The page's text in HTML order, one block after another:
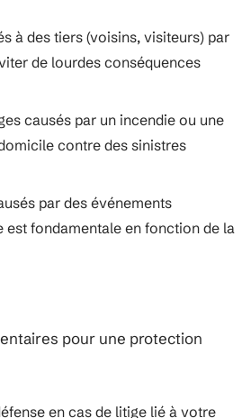
à des tiers (voisins, visiteurs) par
de lourdes conséquences
causés par un incendie ou une
contre des sinistres
par des événements
fondamentale en fonction de la
pour une protection
en cas de litige lié à votre